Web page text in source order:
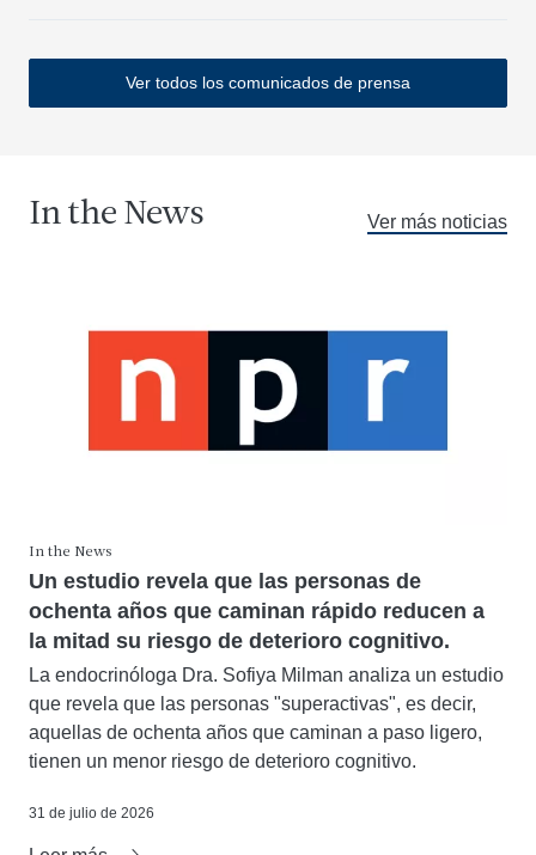
Ver todos los comunicados de prensa
In the News Ver más noticias
In the News
Un estudio revela que las personas de
ochenta años que caminan rápido reducen a
la mitad su riesgo de deterioro cognitivo.
La endocrinóloga Dra. Sofiya Milman analiza un estudio
que revela que las personas "superactivas", es decir,
aquellas de ochenta años que caminan a paso ligero,
tienen un menor riesgo de deterioro cognitivo.
31 de julio de 2026